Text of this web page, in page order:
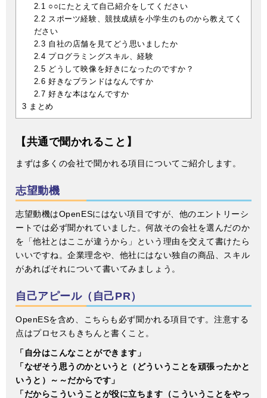
2.1 ○○にたとえて自己紹介をしてください
2.2 スポーツ経験、競技成績を小学生のものから教えてく
ださい
2.3 自社の店舗を見てどう思いましたか
2.4 プログラミングスキル、経験
2.5 どうして映像を好きになったのですか？
2.6 好きなブランドはなんですか
2.7 好きな本はなんですか
3 まとめ
【共通で聞かれること】
まずは多くの会社で聞かれる項目についてご紹介します。
志望動機
志望動機はOpenESにはない項目ですが、他のエントリーシ
ートでは必ず聞かれていました。何故その会社を選んだのか
を「他社とはここが違うから」という理由を交えて書けたら
いいですね。企業理念や、他社にはない独自の商品、スキル
があればそれについて書いてみましょう。
自己アピール（自己PR）
OpenESを含め、こちらも必ず聞かれる項目です。注意する
点はプロセスもきちんと書くこと。
「自分はこんなことができます」
「なぜそう思うのかというと（どういうことを頑張ったかと
いうと）～～だからです」
「だからこういうことが役に立ちます（こういうことをやっ